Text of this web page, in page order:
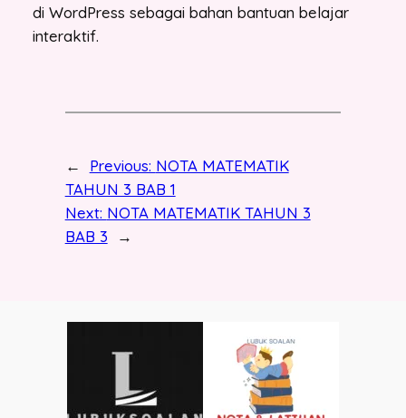
di WordPress sebagai bahan bantuan belajar
interaktif.
← Previous: NOTA MATEMATIK
TAHUN 3 BAB 1
Next: NOTA MATEMATIK TAHUN 3
BAB 3
→